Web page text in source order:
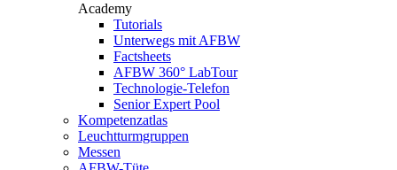
Academy
Tutorials
Unterwegs mit AFBW
Factsheets
AFBW 360° LabTour
Technologie-Telefon
Senior Expert Pool
Kompetenzatlas
Leuchtturm­gruppen
Messen